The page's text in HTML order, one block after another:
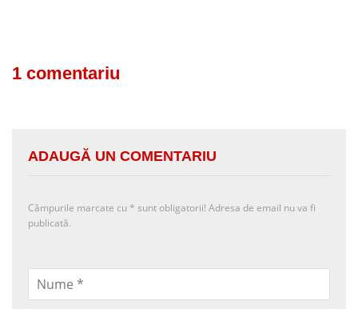
1 comentariu
ADAUGĂ UN COMENTARIU
Câmpurile marcate cu * sunt obligatorii! Adresa de email nu va fi
publicată.